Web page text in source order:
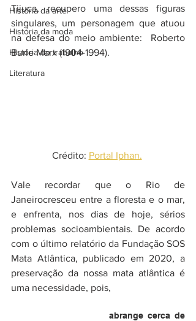
História da arte
História da moda
História do trabalho
Literatura
Tijuca, recupero uma dessas figuras
singulares, um personagem que atuou
na defesa do meio ambiente:  Roberto
Burle Marx (1904-1994).
Crédito: Portal Iphan.
Vale recordar que o Rio de
Janeirocresceu entre a floresta e o mar,
e enfrenta, nos dias de hoje, sérios
problemas socioambientais. De acordo
com o último relatório da Fundação SOS
Mata Atlântica, publicado em 2020, a
preservação da nossa mata atlântica é
uma necessidade, pois,
abrange cerca de